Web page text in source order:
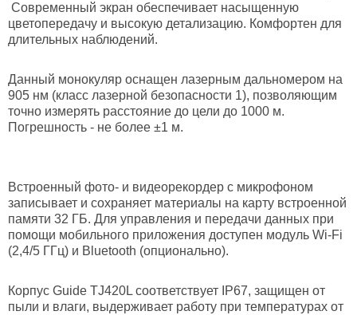
Современный экран обеспечивает насыщенную
цветопередачу и высокую детализацию. Комфортен для
длительных наблюдений.
Данный монокуляр оснащен лазерным дальномером на
905 нм (класс лазерной безопасности 1), позволяющим
точно измерять расстояние до цели до 1000 м.
Погрешность - не более ±1 м.
Встроенный фото- и видеорекордер с микрофоном
записывает и сохраняет материалы на карту встроенной
памяти 32 ГБ. Для управления и передачи данных при
помощи мобильного приложения доступен модуль Wi-Fi
(2,4/5 ГГц) и Bluetooth (опционально).
Корпус Guide TJ420L соответствует IP67, защищен от
пыли и влаги, выдерживает работу при температурах от